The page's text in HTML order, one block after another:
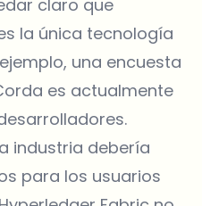
claro que
la única tecnología
una encuesta
es actualmente
industria debería
para los usuarios